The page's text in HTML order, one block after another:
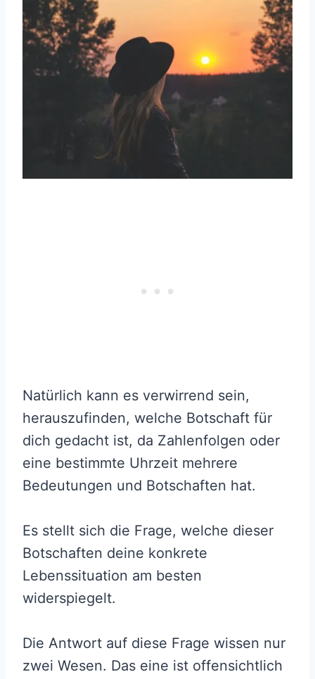
Natürlich kann es verwirrend sein,
herauszufinden, welche Botschaft für
dich gedacht ist, da Zahlenfolgen oder
eine bestimmte Uhrzeit mehrere
Bedeutungen und Botschaften hat.
Es stellt sich die Frage, welche dieser
Botschaften deine konkrete
Lebenssituation am besten
widerspiegelt.
Die Antwort auf diese Frage wissen nur
zwei Wesen. Das eine ist offensichtlich